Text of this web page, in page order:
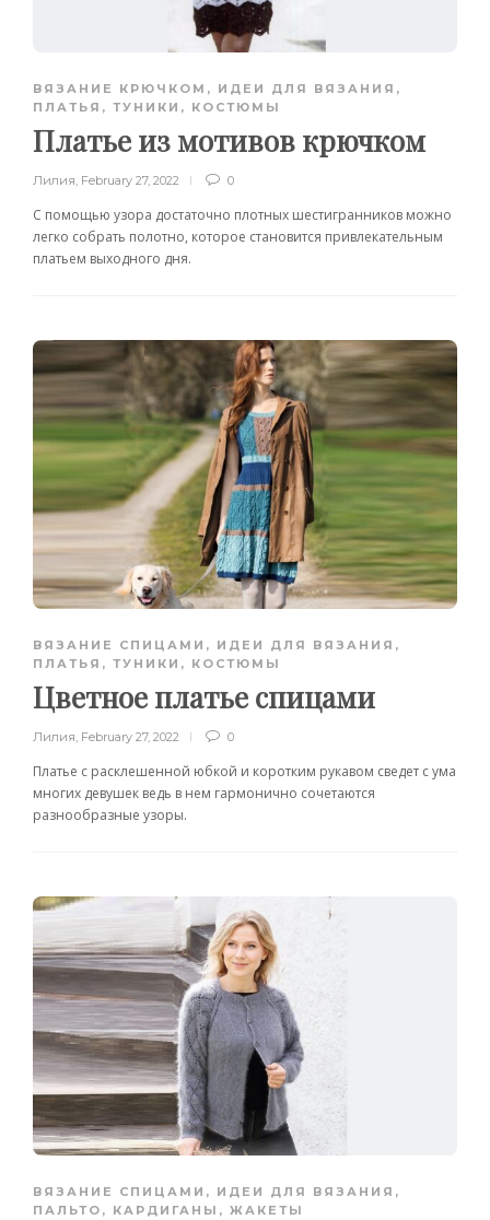
ВЯЗАНИЕ КРЮЧКОМ , ИДЕИ ДЛЯ ВЯЗАНИЯ ,
ПЛАТЬЯ, ТУНИКИ, КОСТЮМЫ
Платье из мотивов крючком
Лилия, February 27, 2022 0
С помощью узора достаточно плотных шестигранников можно
легко собрать полотно, которое становится привлекательным
платьем выходного дня.
ВЯЗАНИЕ СПИЦАМИ , ИДЕИ ДЛЯ ВЯЗАНИЯ ,
ПЛАТЬЯ, ТУНИКИ, КОСТЮМЫ
Цветное платье спицами
Лилия, February 27, 2022 0
Платье с расклешенной юбкой и коротким рукавом сведет с ума
многих девушек ведь в нем гармонично сочетаются
разнообразные узоры.
ВЯЗАНИЕ СПИЦАМИ , ИДЕИ ДЛЯ ВЯЗАНИЯ ,
ПАЛЬТО, КАРДИГАНЫ, ЖАКЕТЫ